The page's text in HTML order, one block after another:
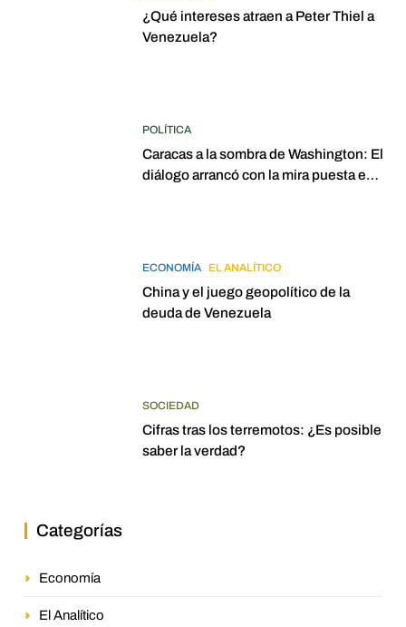
¿Qué intereses atraen a Peter Thiel a
Venezuela?
POLÍTICA
Caracas a la sombra de Washington: El
diálogo arrancó con la mira puesta en
ECONOMÍA EL ANALÍTICO
China y el juego geopolítico de la
deuda de Venezuela
SOCIEDAD
Cifras tras los terremotos: ¿Es posible
saber la verdad?
Categorías
Economía
El Analítico